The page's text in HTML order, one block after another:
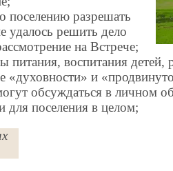
поселению разрешать
удалось решить дело
на Встрече;
питания, воспитания детей,
«духовности» и
обсуждаться в личном
поселения в целом;